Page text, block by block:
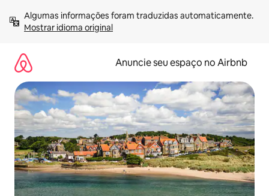
para
Mostrar idioma original
Anuncie seu espaço no Airbnb